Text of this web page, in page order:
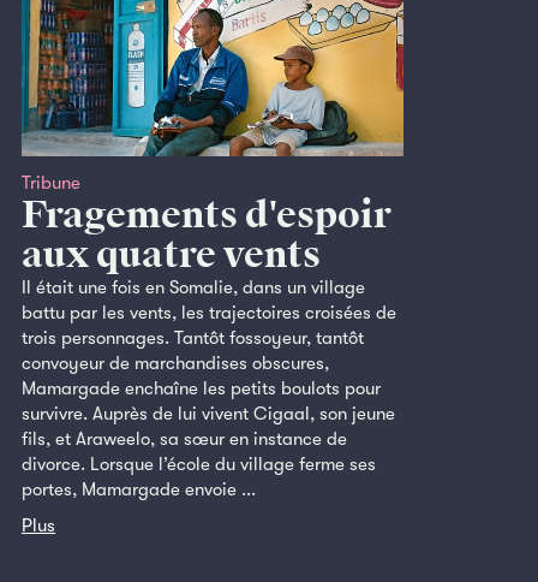
Tribune
Fragements d'espoir
aux quatre vents
Il était une fois en Somalie, dans un village
battu par les vents, les trajectoires croisées de
trois personnages. Tantôt fossoyeur, tantôt
convoyeur de marchandises obscures,
Mamargade enchaîne les petits boulots pour
survivre. Auprès de lui vivent Cigaal, son jeune
fils, et Araweelo, sa sœur en instance de
divorce. Lorsque l’école du village ferme ses
portes, Mamargade envoie ...
Plus